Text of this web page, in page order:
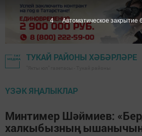
ТУКАЙ РАЙОНЫ ХӘБӘРЛӘРЕ
ҮЗӘК ЯҢАЛЫКЛАР
Минтимер Шәймиев:
халкыбызның
3 Автоматическое закрытие